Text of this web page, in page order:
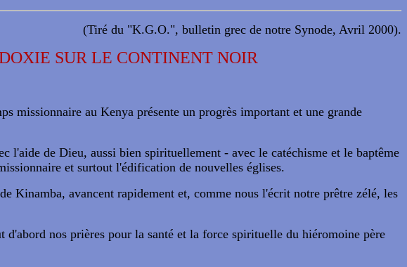
(Tiré du "K.G.O.", bulletin grec de notre Synode, Avril 2000).
SUR LE CONTINENT NOIR
missionnaire au Kenya présente un progrès important et une grande
l'aide de Dieu, aussi bien spirituellement - avec le catéchisme et le baptême
et surtout l'édification de nouvelles églises.
Kinamba, avancent rapidement et, comme nous l'écrit notre prêtre zélé, les
nos prières pour la santé et la force spirituelle du hiéromoine père